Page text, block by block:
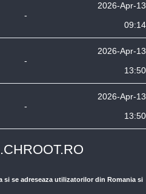
-
2026-Apr-13
09:14
-
2026-Apr-13
13:50
-
2026-Apr-13
13:50
si se adreseaza utilizatorilor din Romania si